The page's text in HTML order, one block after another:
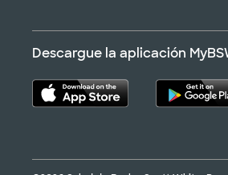
Descargue la aplicación